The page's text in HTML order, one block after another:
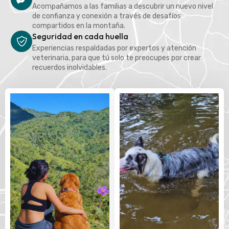
Acompañamos a las familias a descubrir un nuevo nivel
de confianza y conexión a través de desafíos
compartidos en la montaña.
Seguridad en cada huella
Experiencias respaldadas por expertos y atención
veterinaria, para que tú solo te preocupes por crear
recuerdos inolvidables.